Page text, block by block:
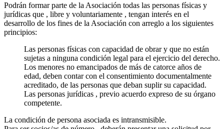
Podrán formar parte de la Asociación todas las personas físicas y
jurídicas que , libre y voluntariamente , tengan interés en el
desarrollo de los fines de la Asociación con arreglo a los siguientes
principios:
Las personas físicas con capacidad de obrar y que no están
sujetas a ninguna condición legal para el ejercicio del derecho.
Los menores no emancipados de más de catorce años de
edad, deben contar con el consentimiento documentalmente
acreditado, de las personas que deban suplir su capacidad.
Las personas jurídicas , previo acuerdo expreso de su órgano
competente.
La condición de persona asociada es intransmisible.